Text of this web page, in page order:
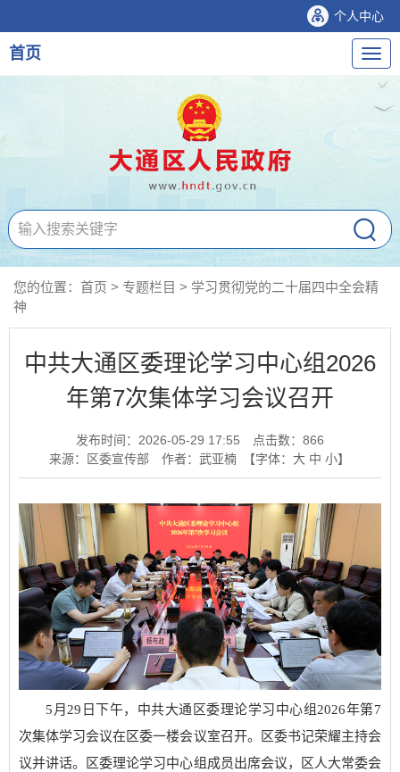
个人中心
导
航
首页
您的位置： 首页 > 专题栏目 > 学习贯彻党的二十届四中全会精
神
中共大通区委理论学习中心组2026
年第7次集体学习会议召开
发布时间：2026-05-29 17:55 点击数： 866
来源：区委宣传部
作者：武亚楠 【字体： 大 中 小】
5月29日下午，中共大通区委理论学习中心组2026年第7
次集体学习会议在区委一楼会议室召开。区委书记荣耀主持会
议并讲话。区委理论学习中心组成员出席会议，区人大常委会